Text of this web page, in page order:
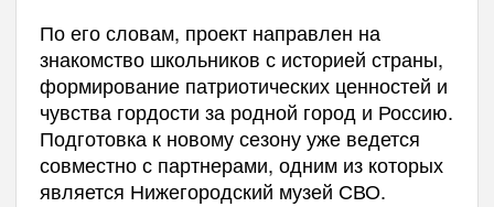
По его словам, проект направлен на
знакомство школьников с историей страны,
формирование патриотических ценностей и
чувства гордости за родной город и Россию.
Подготовка к новому сезону уже ведется
совместно с партнерами, одним из которых
является Нижегородский музей СВО.